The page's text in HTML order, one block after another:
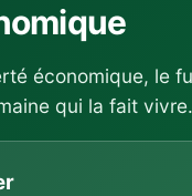
économique, le
qui la fait vivre.